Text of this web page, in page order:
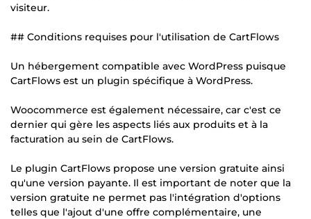
visiteur.
## Conditions requises pour l'utilisation de CartFlows
Un hébergement compatible avec WordPress puisque
CartFlows est un plugin spécifique à WordPress.
Woocommerce est également nécessaire, car c'est ce
dernier qui gère les aspects liés aux produits et à la
facturation au sein de CartFlows.
Le plugin CartFlows propose une version gratuite ainsi
qu'une version payante. Il est important de noter que la
version gratuite ne permet pas l'intégration d'options
telles que l'ajout d'une offre complémentaire, une